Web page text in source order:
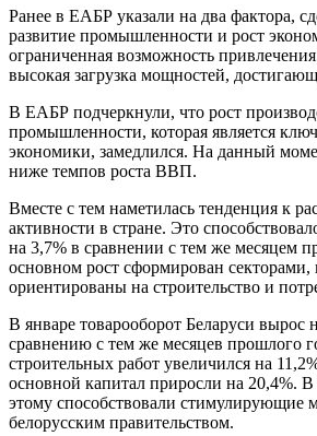
Ранее в ЕАБР указали на два фактора,
развитие промышленности и рост
ограниченная возможность
высокая загрузка мощностей,
В ЕАБР подчеркнули, что рост
промышленности, которая является
экономики, замедлился. На данный
ниже темпов роста ВВП.
Вместе с тем наметилась тенденция к
активности в стране. Это
на 3,7% в сравнении с тем же месяцем
основном рост сформирован секторами,
ориентированы на строительство и
В январе товарооборот Беларуси вырос
сравнению с тем же месяцев прошлого
строительных работ увеличился на
основной капитал приросли на 20,4%.
этому способствовали стимулирующие
белорусским правительством.